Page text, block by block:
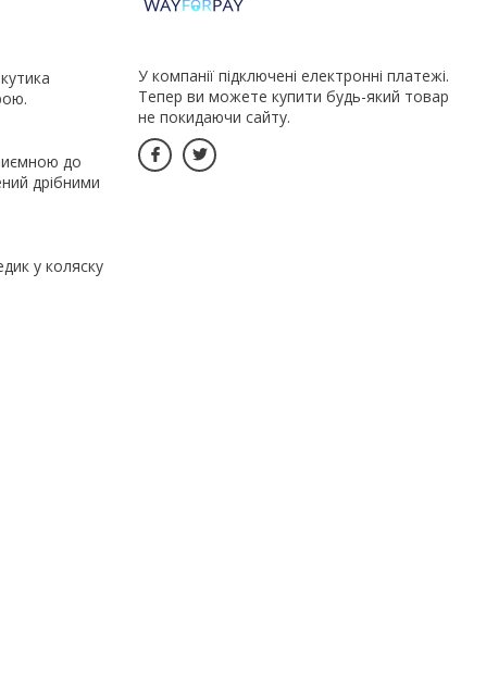
до
дрібними
у коляску
У компанії підключені електронні платежі.
Тепер ви можете купити будь-який товар
не покидаючи сайту.